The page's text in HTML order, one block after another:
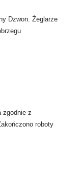
Dzwon. Żeglarze
zgodnie z
roboty